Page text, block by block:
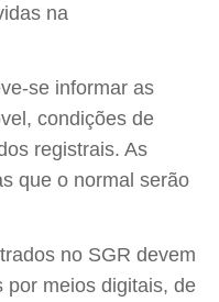
na
se informar as
condições de
registrais. As
que o normal serão
no SGR devem
por meios digitais, de